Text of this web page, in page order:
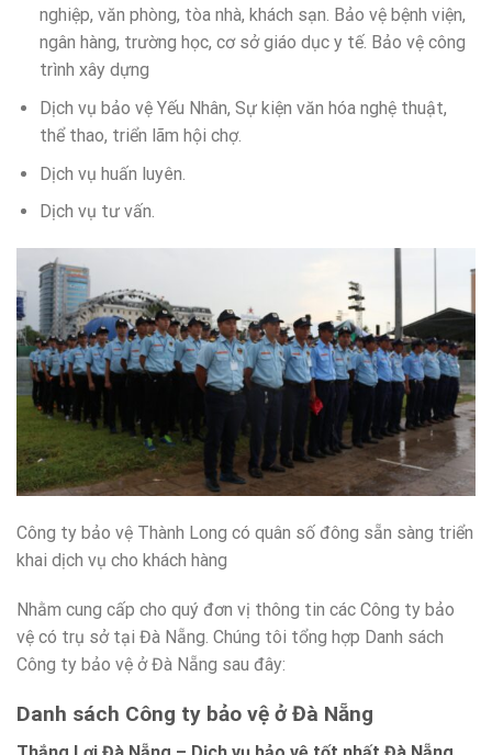
nghiệp, văn phòng, tòa nhà, khách sạn. Bảo vệ bệnh viện,
ngân hàng, trường học, cơ sở giáo dục y tế. Bảo vệ công
trình xây dựng
Dịch vụ bảo vệ Yếu Nhân, Sự kiện văn hóa nghệ thuật,
thể thao, triển lãm hội chợ.
Dịch vụ huấn luyên.
Dịch vụ tư vấn.
Công ty bảo vệ Thành Long có quân số đông sẵn sàng triển
khai dịch vụ cho khách hàng
Nhằm cung cấp cho quý đơn vị thông tin các Công ty bảo
vệ có trụ sở tại Đà Nẵng. Chúng tôi tổng hợp Danh sách
Công ty bảo vệ ở Đà Nẵng sau đây:
Danh sách Công ty bảo vệ ở Đà Nẵng